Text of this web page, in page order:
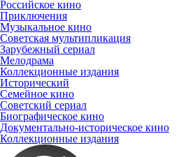
Российское кино
Приключения
Музыкальное кино
Советская мультипликация
Зарубежный сериал
Мелодрама
Коллекционные издания
Исторический
Семейное кино
Советский сериал
Биографическое кино
Документально-историческое кино
Коллекционные издания